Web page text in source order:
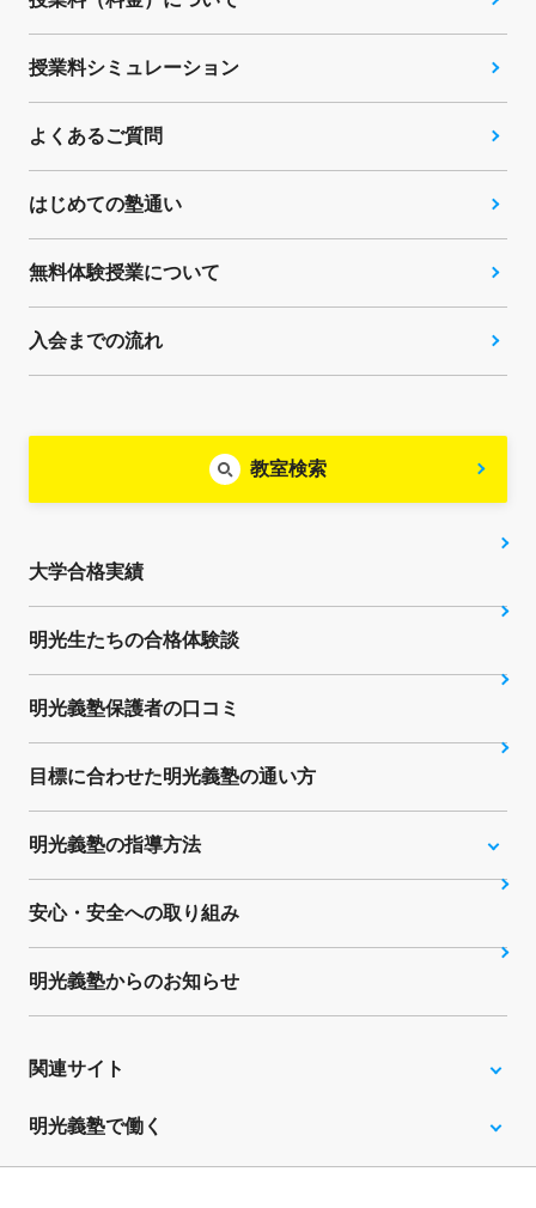
授業料シミュレーション
よくあるご質問
はじめての塾通い
無料体験授業について
入会までの流れ
教室検索
大学合格実績
明光生たちの合格体験談
明光義塾保護者の口コミ
目標に合わせた明光義塾の通い方
明光義塾の指導方法
安心・安全への取り組み
明光義塾からのお知らせ
関連サイト
明光義塾で働く